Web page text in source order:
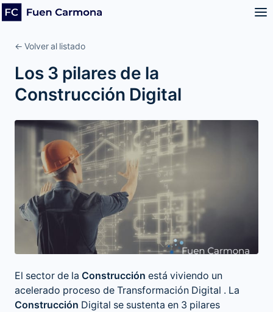
← Volver al listado
Los 3 pilares de la
Construcción Digital
El sector de la Construcción está viviendo un
acelerado proceso de Transformación Digital . La
Construcción Digital se sustenta en 3 pilares